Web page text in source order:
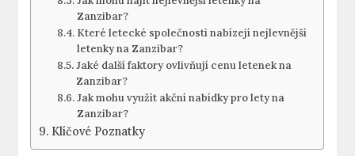
Zanzibar?
Které letecké společnosti nabízejí nejlevnější
letenky na Zanzibar?
Jaké další faktory ovlivňují cenu letenek na
Zanzibar?
Jak mohu využít akční nabídky pro lety na
Zanzibar?
Klíčové Poznatky